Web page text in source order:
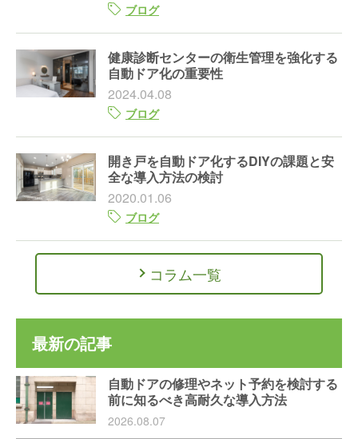
ブログ
健康診断センターの衛生管理を強化する
自動ドア化の重要性
2024.04.08
ブログ
開き戸を自動ドア化するDIYの課題と安
全な導入方法の検討
2020.01.06
ブログ
コラム一覧
最新の記事
自動ドアの修理やネット予約を検討する
前に知るべき高耐久な導入方法
2026.08.07